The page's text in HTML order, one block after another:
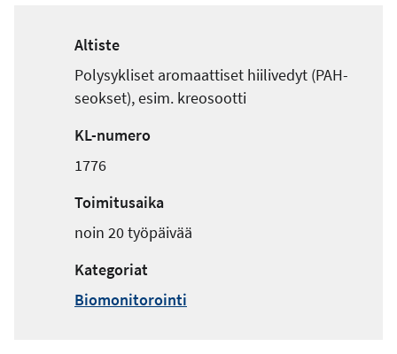
Altiste
Polysykliset aromaattiset hiilivedyt (PAH-
seokset), esim. kreosootti
KL-numero
1776
Toimitusaika
noin 20 työpäivää
Kategoriat
Biomonitorointi